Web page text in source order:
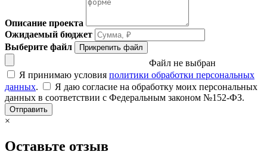
Описание проекта
Ожидаемый бюджет
Выберите файл
Прикрепить файл
Файл не выбран
Я принимаю условия политики обработки персональных
данных.
Я даю согласие на обработку моих персональных
данных в соответствии с Федеральным законом №152-ФЗ.
Отправить
×
Оставьте отзыв